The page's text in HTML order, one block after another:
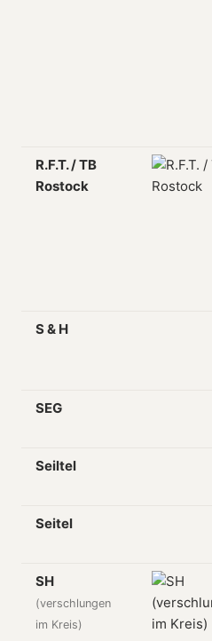
R.F.T. / TB
Rostock
S & H
SEG
Seiltel
Seitel
SH
(verschlungen
im Kreis)